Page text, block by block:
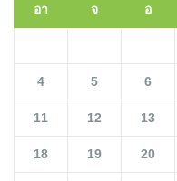
อา จ อ
4 5 6
11 12 13
18 19 20